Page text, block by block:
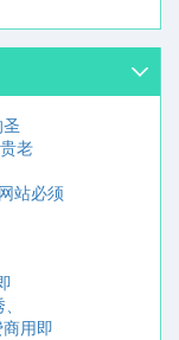
老
站必须
用即